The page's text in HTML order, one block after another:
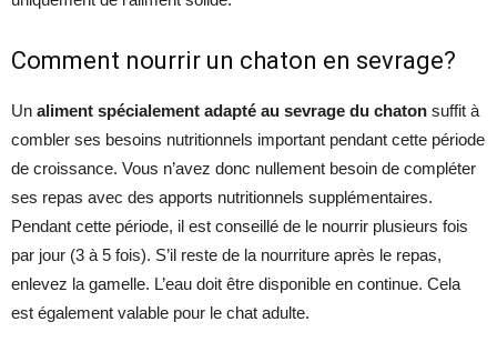
Comment nourrir un chaton en sevrage?
Un aliment spécialement adapté au sevrage du chaton suffit à
combler ses besoins nutritionnels important pendant cette période
de croissance. Vous n’avez donc nullement besoin de compléter
ses repas avec des apports nutritionnels supplémentaires.
Pendant cette période, il est conseillé de le nourrir plusieurs fois
par jour (3 à 5 fois). S’il reste de la nourriture après le repas,
enlevez la gamelle. L’eau doit être disponible en continue. Cela
est également valable pour le chat adulte.